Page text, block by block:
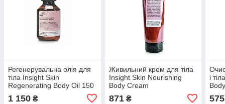
Регенерувальна олія для
тіла Insight Skin
Regenerating Body Oil 150
1 150 ₴
Живильний крем для тіла
Insight Skin Nourishing
Body Cream
871₴
і
575